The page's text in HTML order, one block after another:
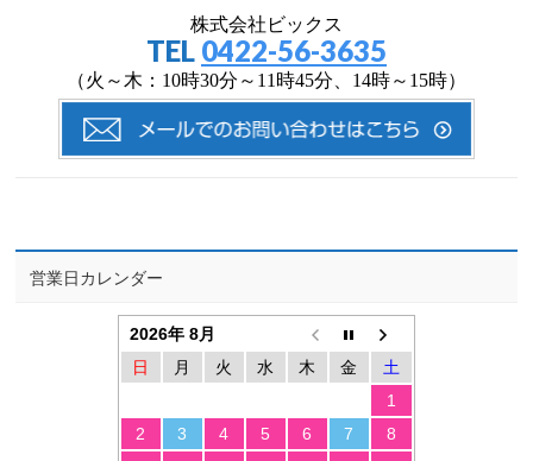
株式会社ビックス
TEL 0422-56-3635
（火～木：10時30分～11時45分、14時～15時）
営業日カレンダー
2026年 8月
日
月 火 水 木 金
土
1
2
3 4 5 6 7
8